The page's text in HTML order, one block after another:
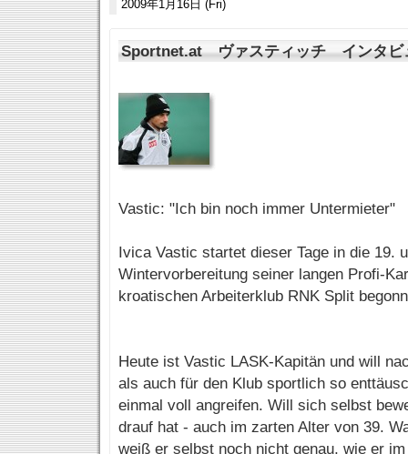
2009年1月16日 (Fri)
Sportnet.at ヴァスティッチ インタビ
Vastic: "Ich bin noch immer Untermieter"
Ivica Vastic startet dieser Tage in die 19.
Wintervorbereitung seiner langen Profi-
kroatischen Arbeiterklub RNK Split
Heute ist Vastic LASK-Kapitän und will
als auch für den Klub sportlich so
einmal voll angreifen. Will sich selbst
drauf hat - auch im zarten Alter von 39.
weiß er selbst noch nicht genau, wie er